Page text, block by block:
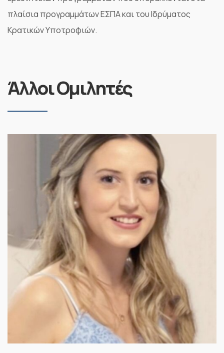
πλαίσια προγραμμάτων ΕΣΠΑ και του Ιδρύματος
Κρατικών Υποτροφιών.
Άλλοι Ομιλητές